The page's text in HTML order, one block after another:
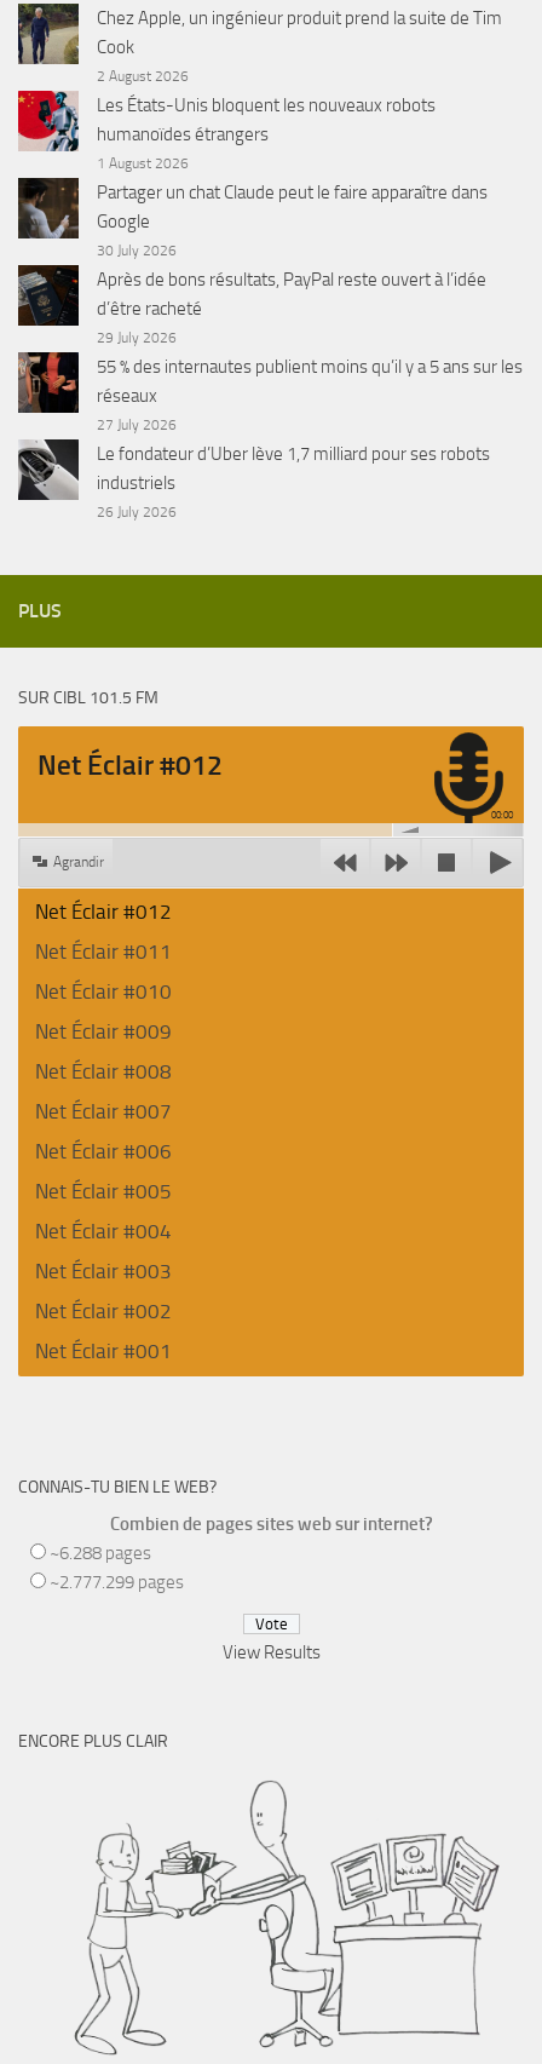
Chez Apple, un ingénieur produit prend la suite de Tim
Cook
2 August 2026
Les États-Unis bloquent les nouveaux robots
humanoïdes étrangers
1 August 2026
Partager un chat Claude peut le faire apparaître dans
Google
30 July 2026
Après de bons résultats, PayPal reste ouvert à l’idée
d’être racheté
29 July 2026
55 % des internautes publient moins qu’il y a 5 ans sur les
réseaux
27 July 2026
Le fondateur d’Uber lève 1,7 milliard pour ses robots
industriels
26 July 2026
PLUS
SUR CIBL 101.5 FM
Net Éclair #012
00:00
Agrandir
Net Éclair #012
Net Éclair #011
Net Éclair #010
Net Éclair #009
Net Éclair #008
Net Éclair #007
Net Éclair #006
Net Éclair #005
Net Éclair #004
Net Éclair #003
Net Éclair #002
Net Éclair #001
CONNAIS-TU BIEN LE WEB?
Combien de pages sites web sur internet?
~6.288 pages
~2.777.299 pages
View Results
ENCORE PLUS CLAIR